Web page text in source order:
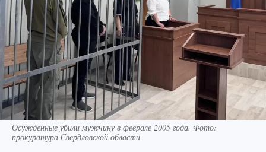
Осужденные убили мужчину в феврале 2005 года. Фото:
прокуратура Свердловской области